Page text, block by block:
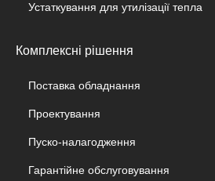
Устаткування для утилізації тепла
Комплексні рішення
Поставка обладнання
Проектування
Пуско-налагодження
Гарантійне обслуговування